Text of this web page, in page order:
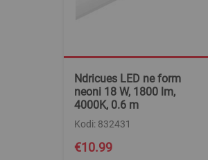
Ndricues LED ne form
neoni 18 W, 1800 lm,
4000K, 0.6 m
Kodi: 832431
€10.99